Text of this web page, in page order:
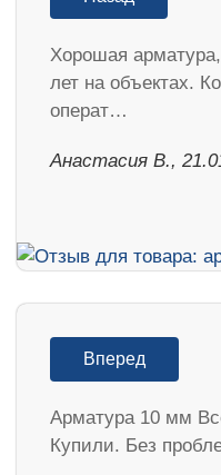
Хорошая
лет на объектах.
операт…
Анастасия В.,
Вперед
Арматура 10 мм
Купили. Без